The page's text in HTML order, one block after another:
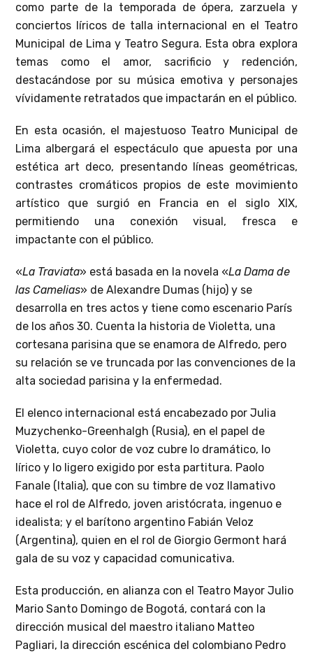
como parte de la temporada de ópera, zarzuela y
conciertos líricos de talla internacional en el Teatro
Municipal de Lima y Teatro Segura. Esta obra explora
temas como el amor, sacrificio y redención,
destacándose por su música emotiva y personajes
vívidamente retratados que impactarán en el público.
En esta ocasión, el majestuoso Teatro Municipal de
Lima albergará el espectáculo que apuesta por una
estética art deco, presentando líneas geométricas,
contrastes cromáticos propios de este movimiento
artístico que surgió en Francia en el siglo XIX,
permitiendo una conexión visual, fresca e
impactante con el público.
«La Traviata» está basada en la novela «La Dama de
las Camelias» de Alexandre Dumas (hijo) y se
desarrolla en tres actos y tiene como escenario París
de los años 30. Cuenta la historia de Violetta, una
cortesana parisina que se enamora de Alfredo, pero
su relación se ve truncada por las convenciones de la
alta sociedad parisina y la enfermedad.
El elenco internacional está encabezado por Julia
Muzychenko-Greenhalgh (Rusia), en el papel de
Violetta, cuyo color de voz cubre lo dramático, lo
lírico y lo ligero exigido por esta partitura. Paolo
Fanale (Italia), que con su timbre de voz llamativo
hace el rol de Alfredo, joven aristócrata, ingenuo e
idealista; y el barítono argentino Fabián Veloz
(Argentina), quien en el rol de Giorgio Germont hará
gala de su voz y capacidad comunicativa.
Esta producción, en alianza con el Teatro Mayor Julio
Mario Santo Domingo de Bogotá, contará con la
dirección musical del maestro italiano Matteo
Pagliari, la dirección escénica del colombiano Pedro